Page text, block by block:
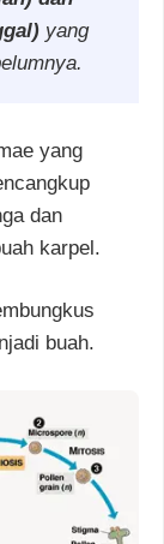
yang
yang
dan
karpel.
buah.